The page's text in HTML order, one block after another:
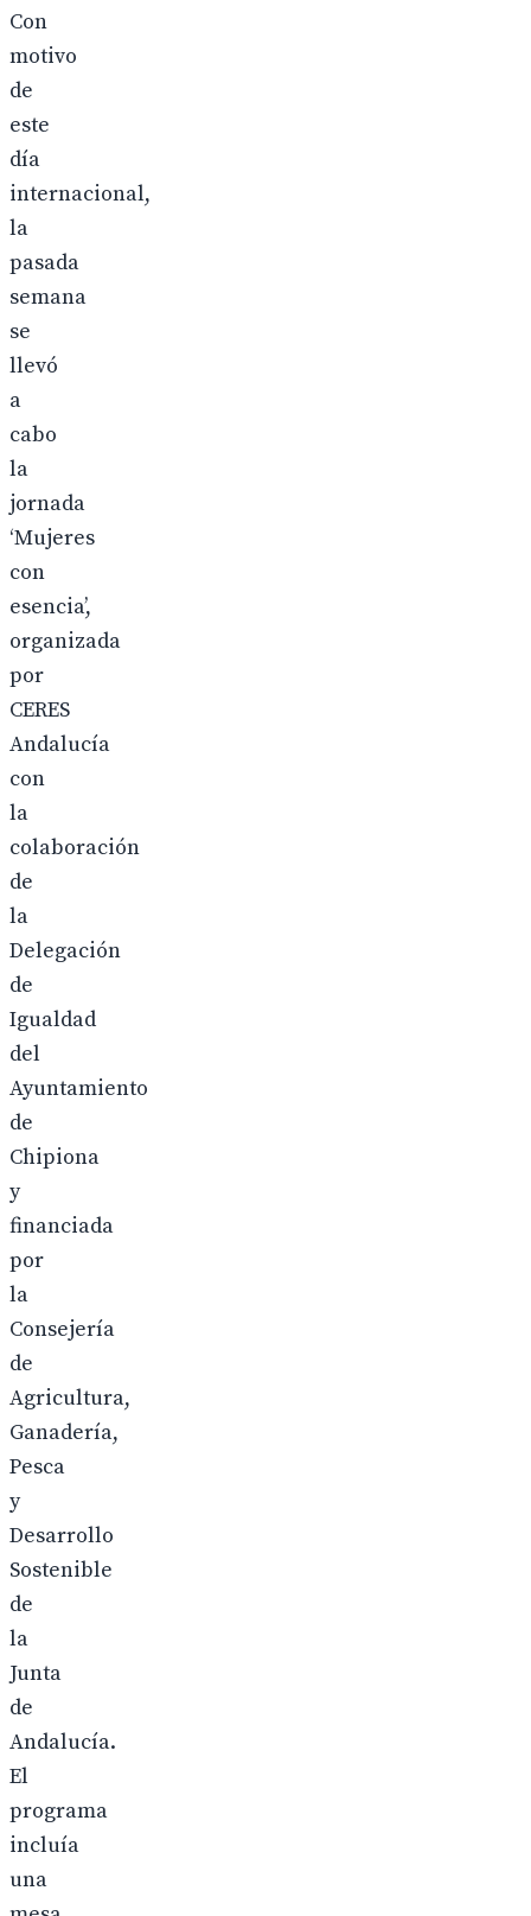
Con
motivo
de
este
día
internacional,
la
pasada
semana
se
llevó
a
cabo
la
jornada
‘Mujeres
con
esencia’,
organizada
por
CERES
Andalucía
con
la
colaboración
de
la
Delegación
de
Igualdad
del
Ayuntamiento
de
Chipiona
y
financiada
por
la
Consejería
de
Agricultura,
Ganadería,
Pesca
y
Desarrollo
Sostenible
de
la
Junta
de
Andalucía.
El
programa
incluía
una